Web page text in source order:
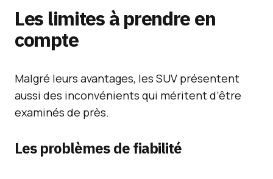
Les limites à prendre en
compte
Malgré leurs avantages, les SUV présentent
aussi des inconvénients qui méritent d’être
examinés de près.
Les problèmes de fiabilité